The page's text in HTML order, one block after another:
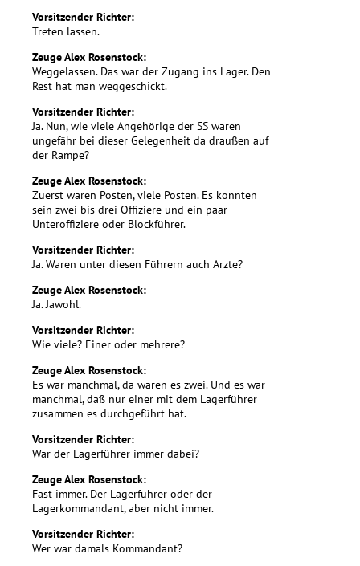
Vorsitzender Richter:
Treten lassen.
Zeuge Alex Rosenstock:
Weggelassen. Das war der Zugang ins Lager. Den
Rest hat man weggeschickt.
Vorsitzender Richter:
Ja. Nun, wie viele Angehörige der SS waren
ungefähr bei dieser Gelegenheit da draußen auf
der Rampe?
Zeuge Alex Rosenstock:
Zuerst waren Posten, viele Posten. Es konnten
sein zwei bis drei Offiziere und ein paar
Unteroffiziere oder Blockführer.
Vorsitzender Richter:
Ja. Waren unter diesen Führern auch Ärzte?
Zeuge Alex Rosenstock:
Ja. Jawohl.
Vorsitzender Richter:
Wie viele? Einer oder mehrere?
Zeuge Alex Rosenstock:
Es war manchmal, da waren es zwei. Und es war
manchmal, daß nur einer mit dem Lagerführer
zusammen es durchgeführt hat.
Vorsitzender Richter:
War der Lagerführer immer dabei?
Zeuge Alex Rosenstock:
Fast immer. Der Lagerführer oder der
Lagerkommandant, aber nicht immer.
Vorsitzender Richter:
Wer war damals Kommandant?